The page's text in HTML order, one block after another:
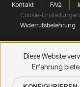
Kontakt
FAQ
Cookie-Einstellungen
Widerrufsbelehrung
Diese Website
Erfahrung